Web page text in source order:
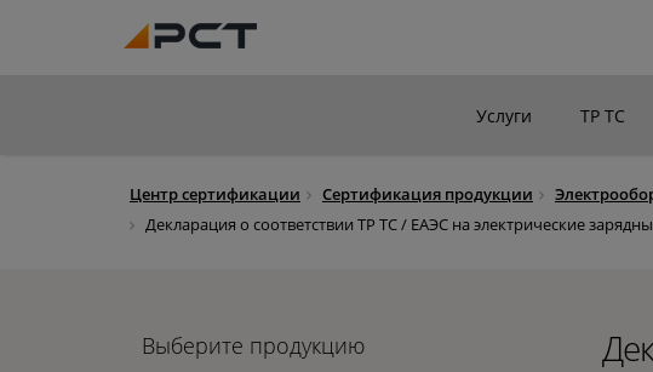
Услуги ТР ТС
Центр сертификации Сертификация продукции
Декларация о соответствии ТР ТС / ЕАЭС на электрические
Выберите продукцию